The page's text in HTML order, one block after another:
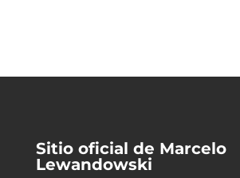
Sitio oficial de Marcelo
Lewandowski